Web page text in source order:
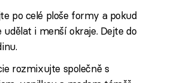
po celé ploše formy a pokud
i menší okraje. Dejte do
rozmixujte společně s